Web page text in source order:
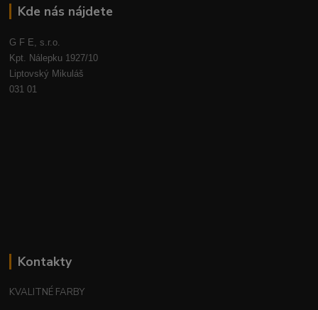
Kde nás nájdete
G F E, s.r.o.
Kpt. Nálepku 1927/10
Liptovský Mikuláš
031 01
Kontakty
KVALITNÉ FARBY